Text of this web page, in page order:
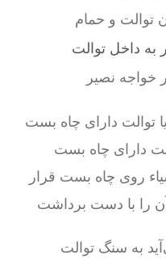
توالت و حمام
به داخل توالت
خواجه نصیر
توالت دارای چاه بست
دارای چاه بست
روی چاه بست قرار
را با دست برداشت
به سنگ توالت